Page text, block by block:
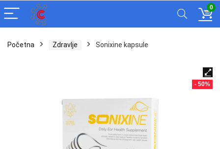
0
Početna Zdravlje Sonixine kapsule
- 50%